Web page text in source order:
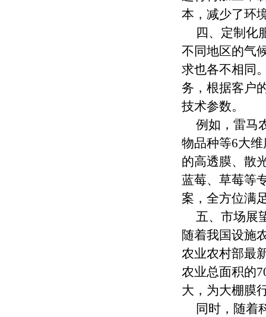
本，减少了环
四、定制化
不同地区的气
求也各不相同
务，根据客户
技术参数。
例如，雷马
物品种等6大
的高透膜、散
蓝莓、草莓等
案，全方位满
五、市场展
随着我国设施
农业农村部最
农业总面积的
大，为大棚膜
同时，随着